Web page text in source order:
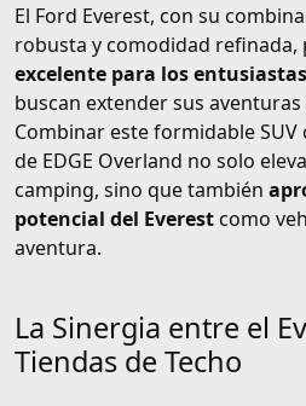
El Ford Everest, con su
robusta y comodidad refinada,
excelente para los
buscan extender sus
Combinar este formidable
de EDGE Overland no solo
camping, sino que también
potencial del Everestcomo
aventura.
La Sinergia entre el
Tiendas de Techo